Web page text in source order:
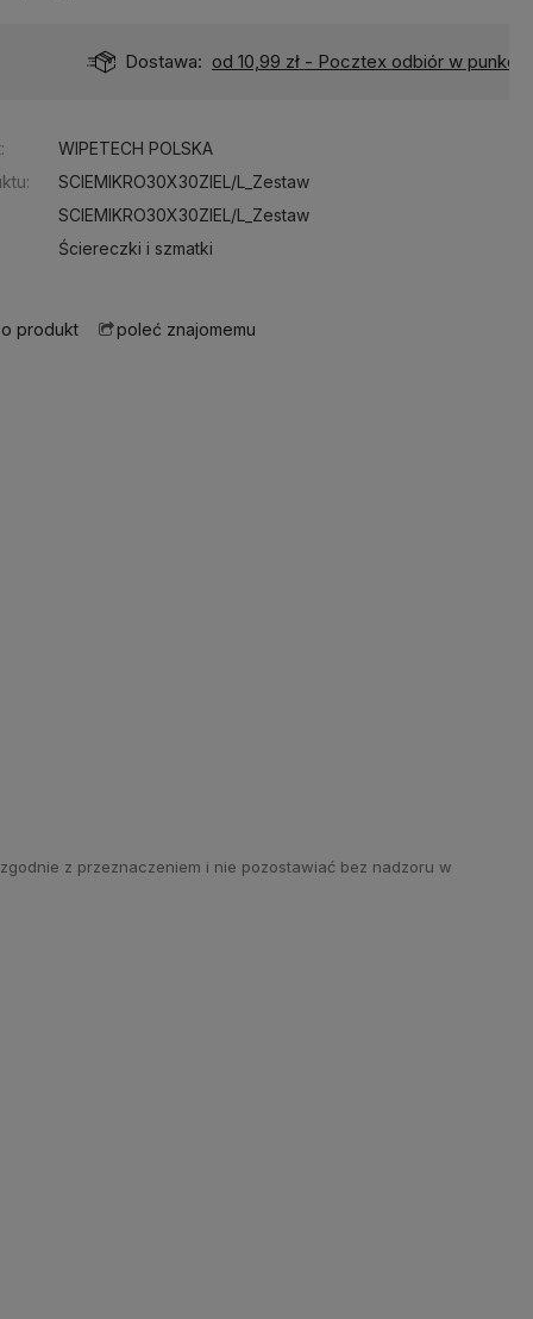
Dostawa: od 10,99 zł - Pocztex odbiór w punkcie
WIPETECH POLSKA
SCIEMIKRO30X30ZIEL/L_Zestaw
SCIEMIKRO30X30ZIEL/L_Zestaw
Ściereczki i szmatki
produkt poleć znajomemu
z przeznaczeniem i nie pozostawiać bez nadzoru w